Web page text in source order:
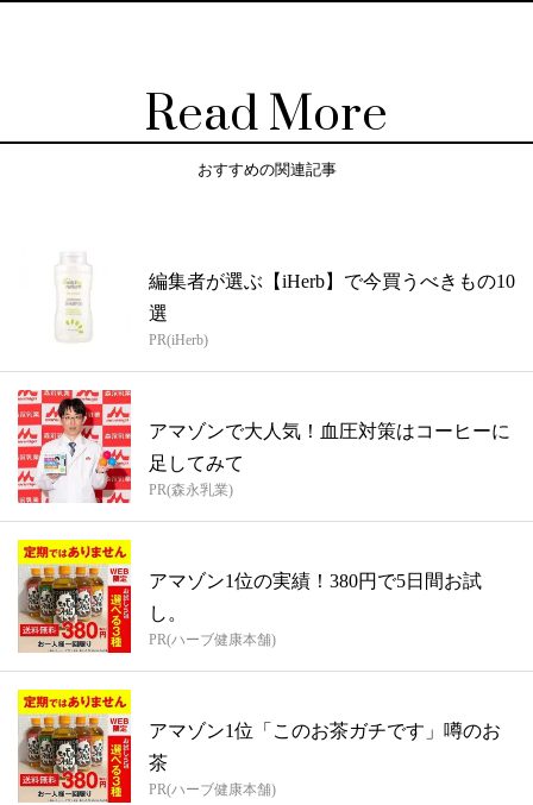
Read More
おすすめの関連記事
編集者が選ぶ【iHerb】で今買うべきもの10
選
PR(iHerb)
アマゾンで大人気！血圧対策はコーヒーに
足してみて
PR(森永乳業)
アマゾン1位の実績！380円で5日間お試
し。
PR(ハーブ健康本舗)
アマゾン1位「このお茶ガチです」噂のお
茶
PR(ハーブ健康本舗)